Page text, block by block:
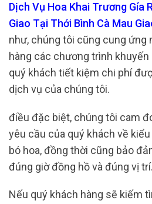
Dịch Vụ Hoa Khai Trương Gía
Giao Tại Thới Bình Cà Mau
như, chúng tôi cũng cung ứng
hàng các chương trình
quý khách tiết kiệm chi phí
dịch vụ của chúng tôi.
điều đặc biệt, chúng tôi cam
yêu cầu của quý khách về
bó hoa, đồng thời cũng bảo
đúng giờ đồng hồ và đúng vị trí.
Nếu quý khách hàng sẽ kiếm